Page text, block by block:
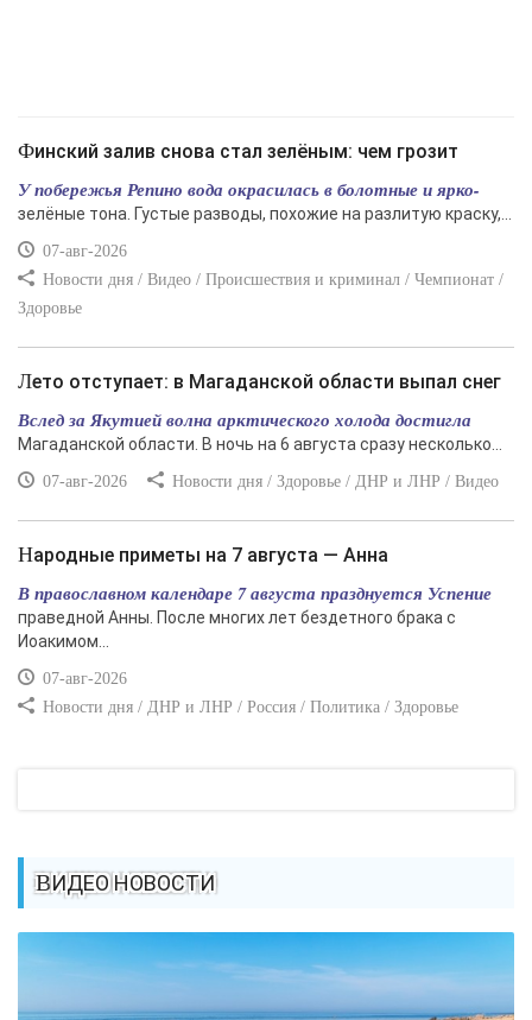
Финский залив снова стал зелёным: чем грозит
У побережья Репино вода окрасилась в болотные и ярко-
зелёные тона. Густые разводы, похожие на разлитую краску,...
07-авг-2026
Новости дня / Видео / Происшествия и криминал / Чемпионат /
Здоровье
Лето отступает: в Магаданской области выпал снег
Вслед за Якутией волна арктического холода достигла
Магаданской области. В ночь на 6 августа сразу несколько...
07-авг-2026 Новости дня / Здоровье / ДНР и ЛНР / Видео
Народные приметы на 7 августа — Анна
В православном календаре 7 августа празднуется Успение
праведной Анны. После многих лет бездетного брака с
Иоакимом...
07-авг-2026
Новости дня / ДНР и ЛНР / Россия / Политика / Здоровье
ВИДЕО НОВОСТИ